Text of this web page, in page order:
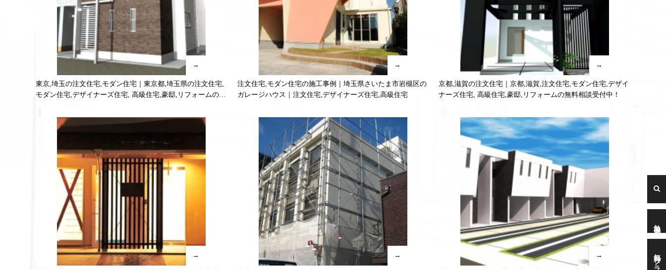
→
東京,埼玉の注文住宅,モダン住宅｜東京都,埼玉県の注文住宅,
モダン住宅,デザイナーズ住宅, 高級住宅,豪邸,リフォームの無
→
注文住宅,モダン住宅の施工事例｜埼玉県さいたま市岩槻区の
ガレージハウス｜注文住宅,デザイナーズ住宅,高級住宅
→
京都,滋賀の注文住宅｜京都,滋賀,注文住宅,モダン住宅,デザイ
ナーズ住宅, 高級住宅,豪邸,リフォームの無料相談受付中！
→ → →